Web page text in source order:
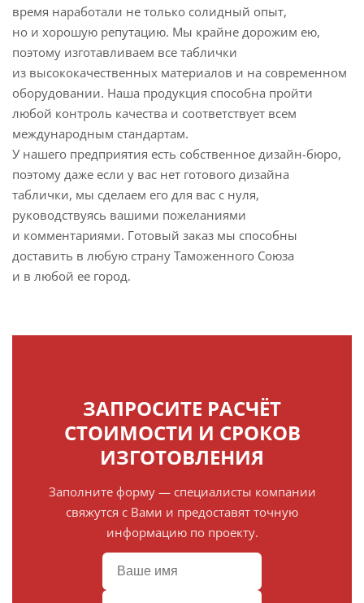
время наработали не только солидный опыт,
но и хорошую репутацию. Мы крайне дорожим ею,
поэтому изготавливаем все таблички
из высококачественных материалов и на современном
оборудовании. Наша продукция способна пройти
любой контроль качества и соответствует всем
международным стандартам.
У нашего предприятия есть собственное дизайн-бюро,
поэтому даже если у вас нет готового дизайна
таблички, мы сделаем его для вас с нуля,
руководствуясь вашими пожеланиями
и комментариями. Готовый заказ мы способны
доставить в любую страну Таможенного Союза
и в любой ее город.
ЗАПРОСИТЕ РАСЧЁТ
СТОИМОСТИ И СРОКОВ
ИЗГОТОВЛЕНИЯ
Заполните форму — специалисты компании
свяжутся с Вами и предоставят точную
информацию по проекту.